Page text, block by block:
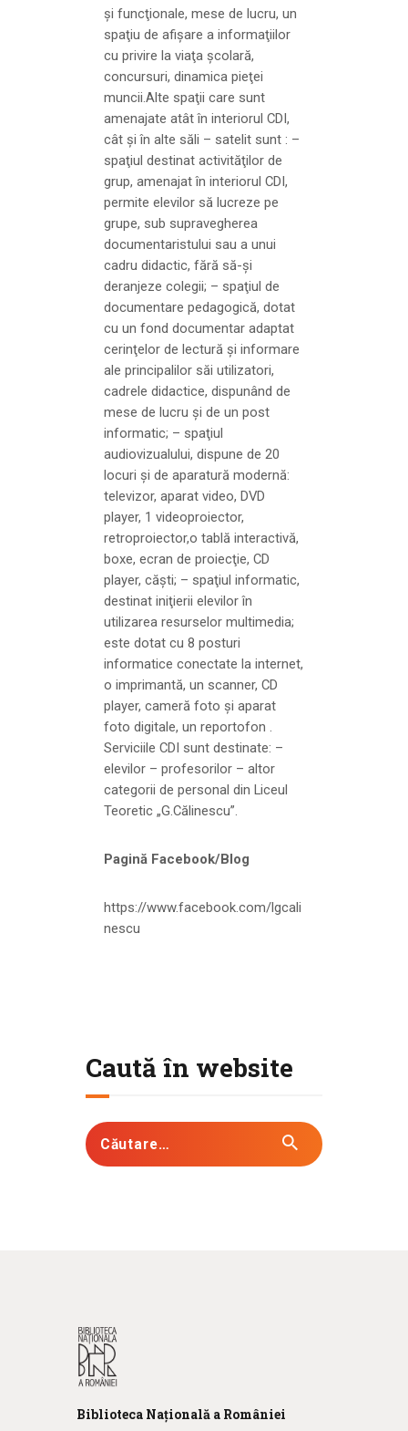
şi funcţionale, mese de lucru, un
spaţiu de afişare a informaţiilor
cu privire la viaţa şcolară,
concursuri, dinamica pieţei
muncii.Alte spaţii care sunt
amenajate atât în interiorul CDI,
cât şi în alte săli – satelit sunt : –
spaţiul destinat activităţilor de
grup, amenajat în interiorul CDI,
permite elevilor să lucreze pe
grupe, sub supravegherea
documentaristului sau a unui
cadru didactic, fără să-şi
deranjeze colegii; – spaţiul de
documentare pedagogică, dotat
cu un fond documentar adaptat
cerinţelor de lectură şi informare
ale principalilor săi utilizatori,
cadrele didactice, dispunând de
mese de lucru şi de un post
informatic; – spaţiul
audiovizualului, dispune de 20
locuri şi de aparatură modernă:
televizor, aparat video, DVD
player, 1 videoproiector,
retroproiector,o tablă interactivă,
boxe, ecran de proiecţie, CD
player, căşti; – spaţiul informatic,
destinat iniţierii elevilor în
utilizarea resurselor multimedia;
este dotat cu 8 posturi
informatice conectate la internet,
o imprimantă, un scanner, CD
player, cameră foto şi aparat
foto digitale, un reportofon .
Serviciile CDI sunt destinate: –
elevilor – profesorilor – altor
categorii de personal din Liceul
Teoretic „G.Călinescu”.
Pagină Facebook/Blog
https://www.facebook.com/lgcali
nescu
Caută în website
Biblioteca Națională a României